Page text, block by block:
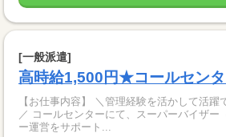
[一般派遣]
高時給1,500円★コールセンタ
【お仕事内容】 ＼管理経験を活かして活躍
／ コールセンターにて、スーパーバイザー（管理者）としてセンタ
ー運営をサポート...